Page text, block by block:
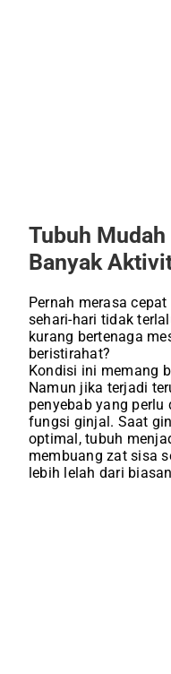
Tubuh
Banyak
Pernah merasa
sehari-hari tidak
kurang bertenaga
beristirahat?
Kondisi ini memang
Namun jika terjadi
penyebab yang
fungsi ginjal. Saat
optimal, tubuh
membuang zat sisa
lebih lelah dari